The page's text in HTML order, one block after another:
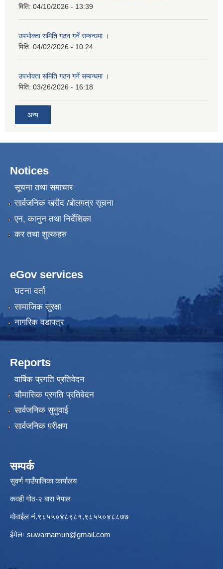
मिति: 04/10/2026 - 13:39
उपभोक्ता समिति गठन गर्ने सम्बन्धमा ।
मिति: 04/02/2026 - 10:24
उपभोक्ता समिति गठन गर्ने सम्बन्धमा ।
मिति: 03/26/2026 - 16:18
अन्य
Notices
सूचना तथा समाचार
सार्वजनिक खरीद /बोलपत्र सूचना
एन, कानुन तथा निर्देशिका
कर तथा शुल्कहरु
eGov services
घटना दर्ता
सामाजिक सुरक्षा
नागरिक वडापत्र
Reports
वार्षिक प्रगति प्रतिवेदन
चौमासिक प्रगति प्रतिवेदन
सार्वजनिक सुनुवाई
सार्वजनिक परीक्षण
सम्पर्क
सुवर्ण गाउँपालिका कार्यालय
कवही गोठ-२ बारा नेपाल
मोवाईल नं.९८५५०४८९८१,९८५५०४८८७७
ईमेलः suwarnamun@gmail.com